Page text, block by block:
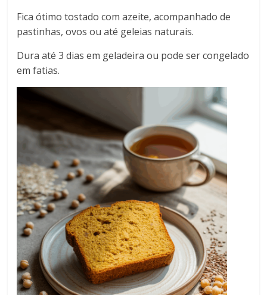
Fica ótimo tostado com azeite, acompanhado de
pastinhas, ovos ou até geleias naturais.
Dura até 3 dias em geladeira ou pode ser congelado
em fatias.